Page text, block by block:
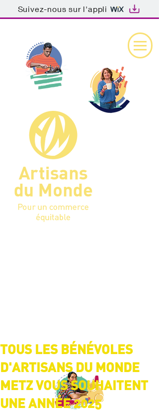
Suivez-nous sur l'appli
TOUS LES BÉNÉVOLES
D'ARTISANS DU MONDE
METZ VOUS SOUHAITENT
UNE ANNÉE 2025